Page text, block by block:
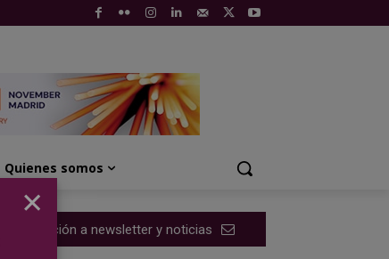
Quienes somos
Suscripción a newsletter y noticias
×